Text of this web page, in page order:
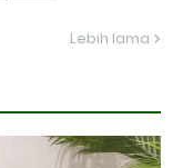
Lebih lama